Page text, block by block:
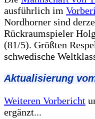
ausführlich im
Nordhorner sind
Rückraumspieler
(81/5). Größten
schwedische
Aktualisierung
Weiteren Vorbericht
ergänzt...